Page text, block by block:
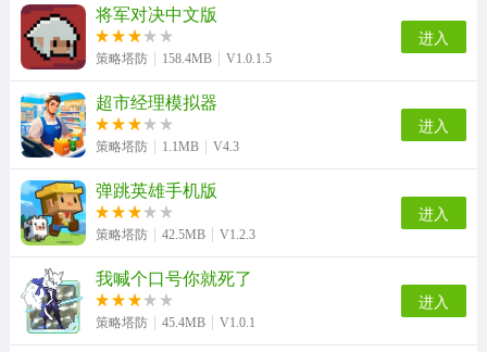
将军对决中文版
策略塔防 158.4MB V1.0.1.5
进入
超市经理模拟器
策略塔防 1.1MB V4.3
进入
弹跳英雄手机版
策略塔防 42.5MB V1.2.3
进入
我喊个口号你就死了
策略塔防 45.4MB V1.0.1
进入